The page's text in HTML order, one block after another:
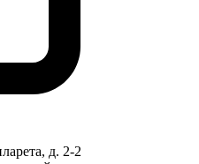
д. 2-2